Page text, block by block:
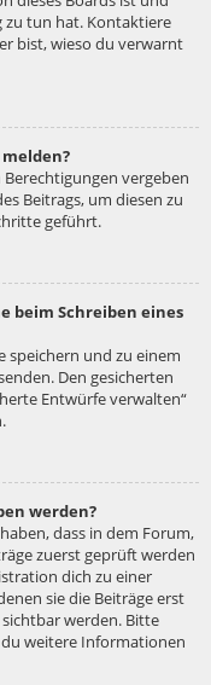
zu tun hat. Kontaktiere
bist, wieso du verwarnt
vergeben
Beitrags, um diesen zu
geführt.
beim Schreiben eines
speichern und zu einem
Den gesicherten
Entwürfe verwalten“
werden?
dass in dem Forum,
zuerst geprüft werden
dich zu einer
sie die Beiträge erst
werden. Bitte
weitere Informationen